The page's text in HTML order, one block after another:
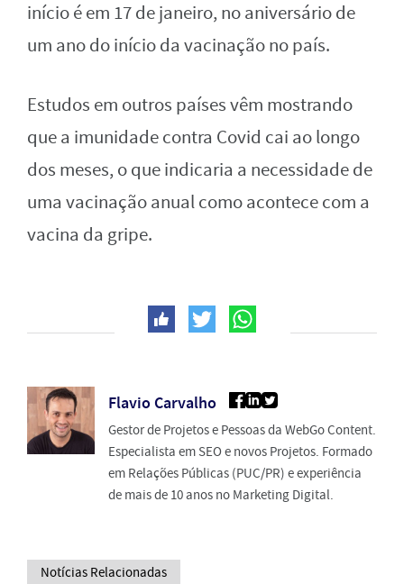
início é em 17 de janeiro, no aniversário de
um ano do início da vacinação no país.
Estudos em outros países vêm mostrando
que a imunidade contra Covid cai ao longo
dos meses, o que indicaria a necessidade de
uma vacinação anual como acontece com a
vacina da gripe.
Flavio Carvalho
Gestor de Projetos e Pessoas da WebGo Content.
Especialista em SEO e novos Projetos. Formado
em Relações Públicas (PUC/PR) e experiência
de mais de 10 anos no Marketing Digital.
Notícias Relacionadas